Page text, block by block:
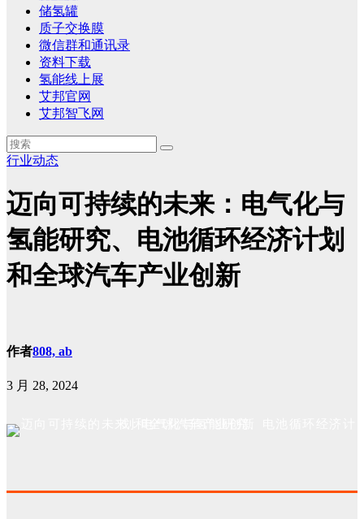
储氢罐
质子交换膜
微信群和通讯录
资料下载
氢能线上展
艾邦官网
艾邦智飞网
行业动态
迈向可持续的未来：电气化与
氢能研究、电池循环经济计划
和全球汽车产业创新
作者808, ab
3 月 28, 2024